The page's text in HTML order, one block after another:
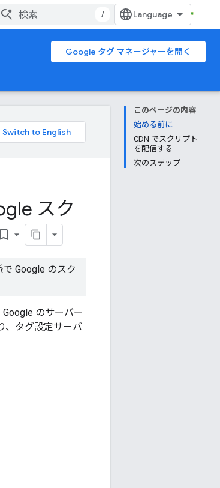
/
Google タグ マネージャーを開く
このページの内容
始める前に
CDN でスクリプト
を配信する
次のステップ
スク
bookmark_border
Google のスク
のサーバー
、タグ設定サーバ